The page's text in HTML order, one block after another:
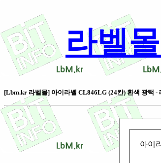
라벨
[Lbm.kr 라벨몰] 아이라벨 CL846LG (24칸) 흰색 광택
아이